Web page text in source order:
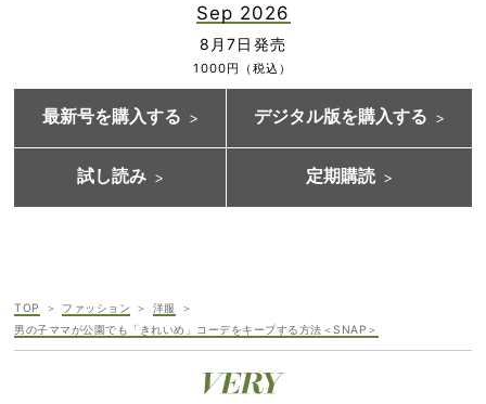
Sep 2026
8月7日発売
1000円（税込）
最新号を購入する デジタル版を購入する
試し読み 定期購読
TOP ファッション
洋服
男の子ママが公園でも「きれいめ」コーデをキープする方法＜SNAP＞